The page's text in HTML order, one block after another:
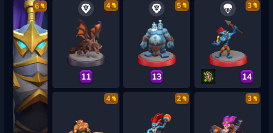
6 4
11
5
13
3
14
4 2 3